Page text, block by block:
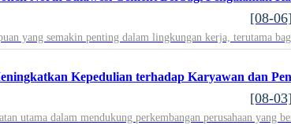
[08-06]
yang semakin penting dalam lingkungan kerja, terutama
[08-03]
utama dalam mendukung perkembangan perusahaan yang